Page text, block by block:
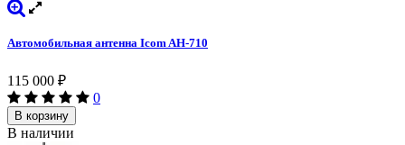
Автомобильная антенна Icom AH-710
115 000 ₽
0
В корзину
В наличии